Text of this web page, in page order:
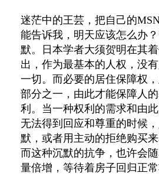
迷茫中的王芸，把自己的
能告诉我，明天应该怎么办
默。日本学者大须贺明在其
出，作为最基本的人权，没
一切。而必要的居住保障权
部分之一，由此才能保障人
利。当一种权利的需求和由
无法得到回应和尊重的时候
默，或者用主动的拒绝购买来
而这种沉默的抗争，也许会
量倍增，等待着房子回归正